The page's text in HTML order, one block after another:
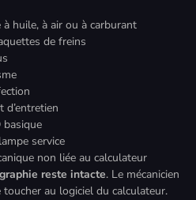
huile, à air ou à carburant
de freins
d’entretien
basique
service
non liée au calculateur
reste intacte. Le mécanicien
toucher au logiciel du calculateur.